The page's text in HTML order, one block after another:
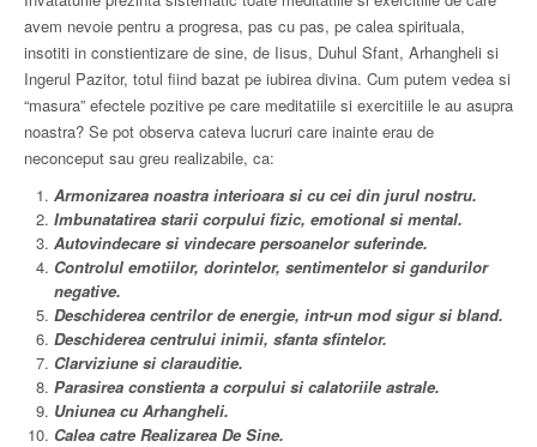
avem nevoie pentru a progresa, pas cu pas, pe calea spirituala,
insotiti in constientizare de sine, de Iisus, Duhul Sfant, Arhangheli si
Ingerul Pazitor, totul fiind bazat pe iubirea divina. Cum putem vedea si
“masura” efectele pozitive pe care meditatiile si exercitiile le au asupra
noastra? Se pot observa cateva lucruri care inainte erau de
neconceput sau greu realizabile, ca:
Armonizarea noastra interioara si cu cei din jurul nostru.
Imbunatatirea starii corpului fizic, emotional si mental.
Autovindecare si vindecare persoanelor suferinde.
Controlul emotiilor, dorintelor, sentimentelor si gandurilor
negative.
Deschiderea centrilor de energie, intr-un mod sigur si bland.
Deschiderea centrului inimii, sfanta sfintelor.
Clarviziune si clarauditie.
Parasirea constienta a corpului si calatoriile astrale.
Uniunea cu Arhangheli.
Calea catre Realizarea De Sine.